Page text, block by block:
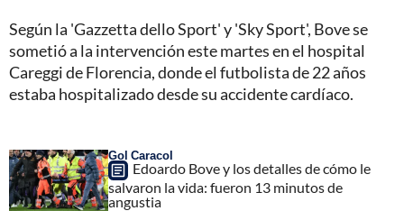
Según la 'Gazzetta dello Sport' y 'Sky Sport', Bove se
sometió a la intervención este martes en el hospital
Careggi de Florencia, donde el futbolista de 22 años
estaba hospitalizado desde su accidente cardíaco.
Gol Caracol
Edoardo Bove y los detalles de cómo le
salvaron la vida: fueron 13 minutos de
angustia